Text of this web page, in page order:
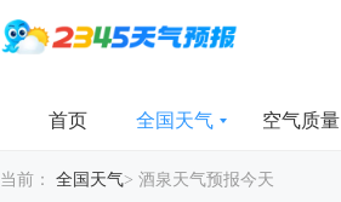
首页 全国天气 空气质量
当前： 全国天气> 酒泉天气预报今天